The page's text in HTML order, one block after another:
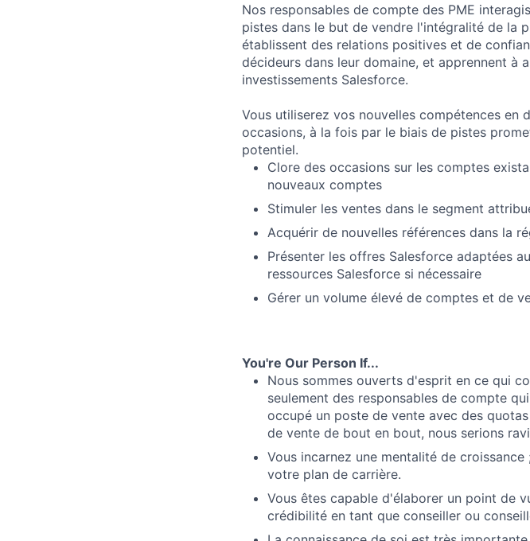
Nos responsables de compte des PME
pistes dans le but de vendre l'intégralité de la
établissent des relations positives et de
décideurs dans leur domaine, et apprennent à
investissements Salesforce.
Vous utiliserez vos nouvelles compétences
occasions, à la fois par le biais de pistes
potentiel.
Clore des occasions sur les comptes
nouveaux comptes
Stimuler les ventes dans le segment
Acquérir de nouvelles références dans la
Présenter les offres Salesforce adaptées
ressources Salesforce si nécessaire
Gérer un volume élevé de comptes et de
You're Our Person If...
Nous sommes ouverts d'esprit en ce qui
seulement des responsables de compte
occupé un poste de vente avec des
de vente de bout en bout, nous serions
Vous incarnez une mentalité de
votre plan de carrière.
Vous êtes capable d'élaborer un point de
crédibilité en tant que conseiller ou